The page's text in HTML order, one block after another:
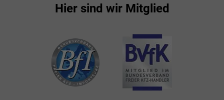
Hier sind wir Mitglied